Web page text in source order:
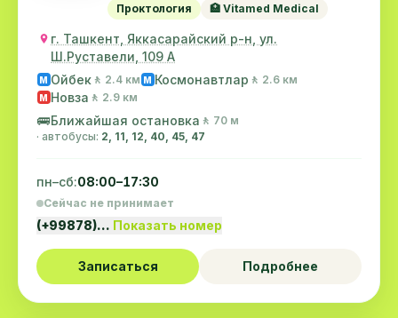
Проктология 🏥 Vitamed Medical
г. Ташкент, Яккасарайский р-н, ул.
Ш.Руставели, 109 А
M Ойбек 🚶 2.4 км M Космонавтлар 🚶 2.6 км
M Новза 🚶 2.9 км
🚌Ближайшая остановка 🚶 70 м
· автобусы: 2, 11, 12, 40, 45, 47
пн–сб:08:00–17:30
Сейчас не принимает
(+99878)… Показать номер
Записаться Подробнее